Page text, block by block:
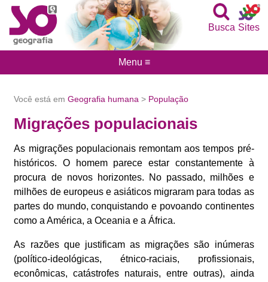
Sites
Busca
Você está emGeografia humana > População
Migrações populacionais
As migrações populacionais remontam aos tempos pré-
históricos. O homem parece estar constantemente à
procura de novos horizontes. No passado, milhões e
milhões de europeus e asiáticos migraram para todas as
partes do mundo, conquistando e povoando continentes
como a América, a Oceania e a África.
As razões que justificam as migrações são inúmeras
(político-ideológicas, étnico-raciais, profissionais,
econômicas, catástrofes naturais, entre outras), ainda